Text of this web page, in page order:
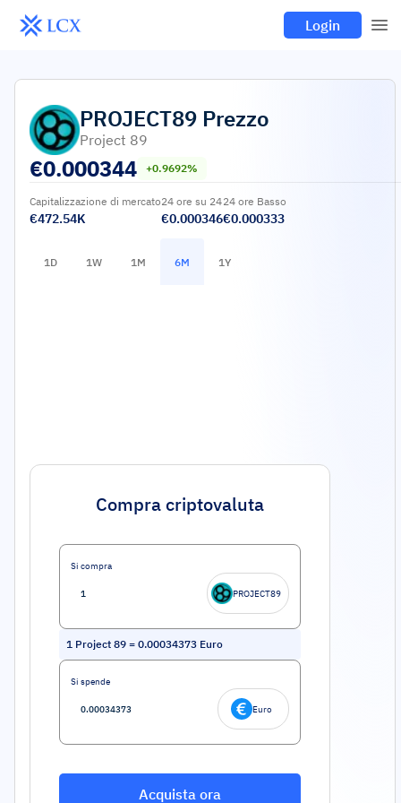
Login
PROJECT89 Prezzo
Project 89
€0.000344 +0.9692%
Capitalizzazione di mercato
€472.54K
24 ore su 24
€0.000346
24 ore Basso
€0.000333
1D 1W 1M 6M 1Y
Compra criptovaluta
Si compra
PROJECT89
1 Project 89 = 0.00034373 Euro
Si spende
Euro
Acquista ora